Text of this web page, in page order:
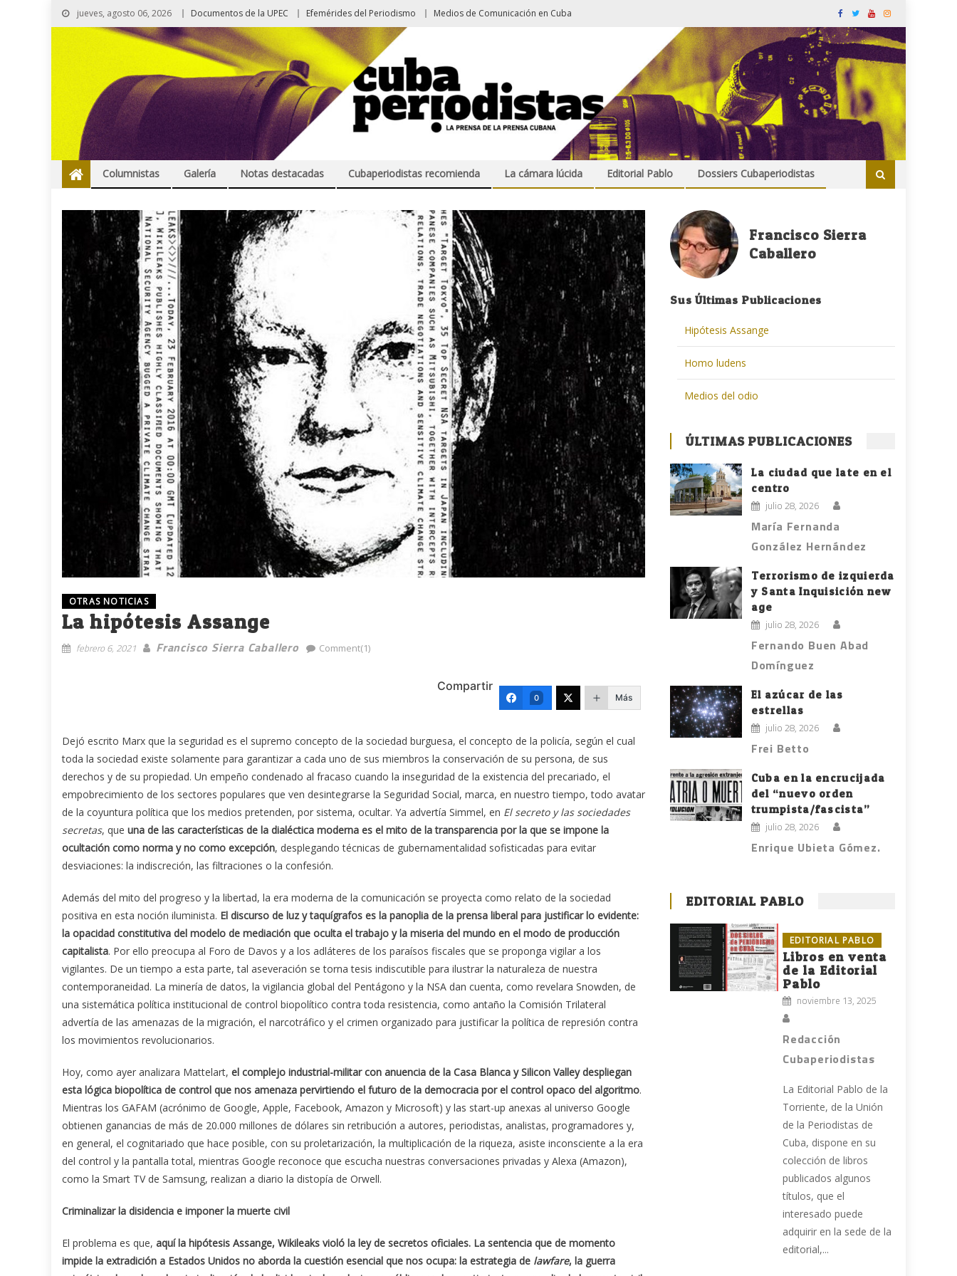
jueves, agosto 06, 2026 Documentos de la UPEC Efemérides del Periodismo Medios de Comunicación en Cuba
Columnistas Galería Notas destacadas Cubaperiodistas recomienda La cámara lúcida Editorial Pablo Dossiers Cubaperiodistas
OTRAS NOTICIAS
La hipótesis Assange
febrero 6, 2021 Francisco Sierra Caballero Comment(1)
Compartir
0 Más
Dejó escrito Marx que la seguridad es el supremo concepto de la sociedad burguesa, el concepto de la policía, según el cual
toda la sociedad existe solamente para garantizar a cada uno de sus miembros la conservación de su persona, de sus
derechos y de su propiedad. Un empeño condenado al fracaso cuando la inseguridad de la existencia del precariado, el
empobrecimiento de los sectores populares que ven desintegrarse la Seguridad Social, marca, en nuestro tiempo, todo avatar
de la coyuntura política que los medios pretenden, por sistema, ocultar. Ya advertía Simmel, en El secreto y las sociedades
secretas, que una de las características de la dialéctica moderna es el mito de la transparencia por la que se impone la
ocultación como norma y no como excepción, desplegando técnicas de gubernamentalidad sofisticadas para evitar
desviaciones: la indiscreción, las filtraciones o la confesión.
Además del mito del progreso y la libertad, la era moderna de la comunicación se proyecta como relato de la sociedad
positiva en esta noción iluminista. El discurso de luz y taquígrafos es la panoplia de la prensa liberal para justificar lo evidente:
la opacidad constitutiva del modelo de mediación que oculta el trabajo y la miseria del mundo en el modo de producción
capitalista. Por ello preocupa al Foro de Davos y a los adláteres de los paraísos fiscales que se proponga vigilar a los
vigilantes. De un tiempo a esta parte, tal aseveración se torna tesis indiscutible para ilustrar la naturaleza de nuestra
contemporaneidad. La minería de datos, la vigilancia global del Pentágono y la NSA dan cuenta, como revelara Snowden, de
una sistemática política institucional de control biopolítico contra toda resistencia, como antaño la Comisión Trilateral
advertía de las amenazas de la migración, el narcotráfico y el crimen organizado para justificar la política de represión contra
los movimientos revolucionarios.
Hoy, como ayer analizara Mattelart, el complejo industrial-militar con anuencia de la Casa Blanca y Silicon Valley despliegan
esta lógica biopolítica de control que nos amenaza pervirtiendo el futuro de la democracia por el control opaco del algoritmo.
Mientras los GAFAM (acrónimo de Google, Apple, Facebook, Amazon y Microsoft) y las start-up anexas al universo Google
obtienen ganancias de más de 20.000 millones de dólares sin retribución a autores, periodistas, analistas, programadores y,
en general, el cognitariado que hace posible, con su proletarización, la multiplicación de la riqueza, asiste inconsciente a la era
del control y la pantalla total, mientras Google reconoce que escucha nuestras conversaciones privadas y Alexa (Amazon),
como la Smart TV de Samsung, realizan a diario la distopía de Orwell.
Criminalizar la disidencia e imponer la muerte civil
El problema es que, aquí la hipótesis Assange, Wikileaks violó la ley de secretos oficiales. La sentencia que de momento
impide la extradición a Estados Unidos no aborda la cuestión esencial que nos ocupa: la estrategia de lawfare, la guerra
Francisco Sierra
Caballero
Sus Últimas Publicaciones
Hipótesis Assange
Homo ludens
Medios del odio
ÚLTIMAS PUBLICACIONES
La ciudad que late en el
centro
julio 28, 2026
María Fernanda
González Hernández
Terrorismo de izquierda
y Santa Inquisición new
age
julio 28, 2026
Fernando Buen Abad
Domínguez
El azúcar de las
estrellas
julio 28, 2026
Frei Betto
Cuba en la encrucijada
del “nuevo orden
trumpista/fascista”
julio 28, 2026
Enrique Ubieta Gómez.
EDITORIAL PABLO
EDITORIAL PABLO
Libros en venta
de la Editorial
Pablo
noviembre 13, 2025
Redacción
Cubaperiodistas
La Editorial Pablo de la
Torriente, de la Unión
de la Periodistas de
Cuba, dispone en su
colección de libros
publicados algunos
títulos, que el
interesado puede
adquirir en la sede de la
editorial,...